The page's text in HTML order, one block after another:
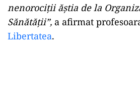
nenorociţii ăştia de la
Sănătăţii”, a afirmat
Libertatea.